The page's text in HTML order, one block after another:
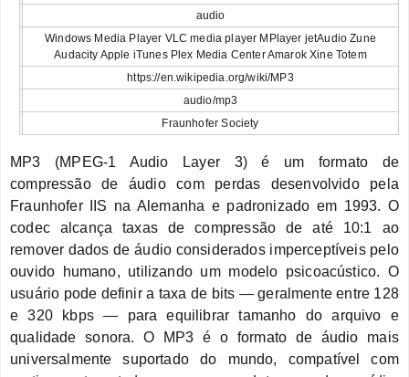
audio
Windows Media Player VLC media player MPlayer jetAudio Zune
Audacity Apple iTunes Plex Media Center Amarok Xine Totem
https://en.wikipedia.org/wiki/MP3
audio/mp3
Fraunhofer Society
MP3 (MPEG-1 Audio Layer 3) é um formato de
compressão de áudio com perdas desenvolvido pela
Fraunhofer IIS na Alemanha e padronizado em 1993. O
codec alcança taxas de compressão de até 10:1 ao
remover dados de áudio considerados imperceptíveis pelo
ouvido humano, utilizando um modelo psicoacústico. O
usuário pode definir a taxa de bits — geralmente entre 128
e 320 kbps — para equilibrar tamanho do arquivo e
qualidade sonora. O MP3 é o formato de áudio mais
universalmente suportado do mundo, compatível com